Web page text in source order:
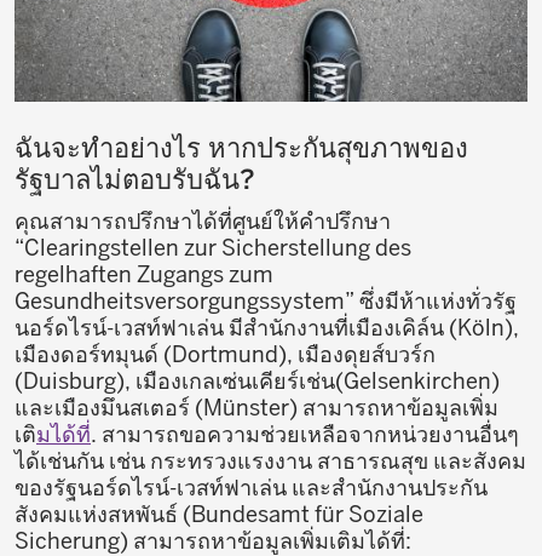
ฉันจะทำอย่างไร หากประกันสุขภาพของ
รัฐบาลไม่ตอบรับฉัน?
คุณสามารถปรึกษาได้ที่ศูนย์ให้คำปรึกษา
“Clearingstellen zur Sicherstellung des
regelhaften Zugangs zum
Gesundheitsversorgungssystem” ซึ่งมีห้าแห่งทั่วรัฐ
นอร์ดไรน์-เวสท์ฟาเล่น มีสำนักงานที่เมืองเคิล์น (Köln),
เมืองดอร์ทมุนด์ (Dortmund), เมืองดุยส์บวร์ก
(Duisburg), เมืองเกลเซ่นเคียร์เช่น(Gelsenkirchen)
และเมืองมึนสเตอร์ (Münster) สามารถหาข้อมูลเพิ่ม
เติมได้ที่. สามารถขอความช่วยเหลือจากหน่วยงานอื่นๆ
ได้เช่นกัน เช่น กระทรวงแรงงาน สาธารณสุข และสังคม
ของรัฐนอร์ดไรน์-เวสท์ฟาเล่น และสำนักงานประกัน
สังคมแห่งสหพันธ์ (Bundesamt für Soziale
Sicherung) สามารถหาข้อมูลเพิ่มเติมได้ที่: